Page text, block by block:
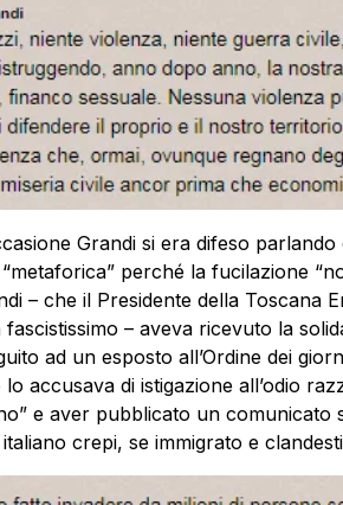
Grandi si era difeso
perché la fucilazione
– che il Presidente della Toscana
fascistissimo – aveva ricevuto la
ad un esposto all’Ordine dei
lo accusava di istigazione all’odio
e aver pubblicato un comunicato
crepi, se immigrato e